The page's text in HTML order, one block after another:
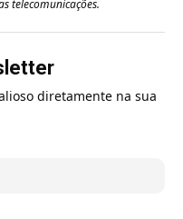
telecomunicações.
diretamente na sua